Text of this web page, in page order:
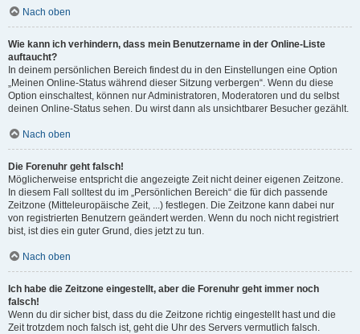
Nach oben
Wie kann ich verhindern, dass mein Benutzername in der Online-Liste
auftaucht?
In deinem persönlichen Bereich findest du in den Einstellungen eine Option
„Meinen Online-Status während dieser Sitzung verbergen“. Wenn du diese
Option einschaltest, können nur Administratoren, Moderatoren und du selbst
deinen Online-Status sehen. Du wirst dann als unsichtbarer Besucher gezählt.
Nach oben
Die Forenuhr geht falsch!
Möglicherweise entspricht die angezeigte Zeit nicht deiner eigenen Zeitzone.
In diesem Fall solltest du im „Persönlichen Bereich“ die für dich passende
Zeitzone (Mitteleuropäische Zeit, ...) festlegen. Die Zeitzone kann dabei nur
von registrierten Benutzern geändert werden. Wenn du noch nicht registriert
bist, ist dies ein guter Grund, dies jetzt zu tun.
Nach oben
Ich habe die Zeitzone eingestellt, aber die Forenuhr geht immer noch
falsch!
Wenn du dir sicher bist, dass du die Zeitzone richtig eingestellt hast und die
Zeit trotzdem noch falsch ist, geht die Uhr des Servers vermutlich falsch.